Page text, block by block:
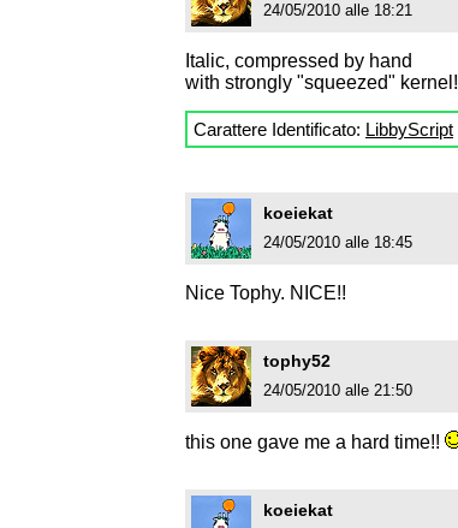
24/05/2010 alle 18:21
Italic, compressed by hand
with strongly "squeezed" kernel!
Carattere Identificato: LibbyScript
koeiekat
24/05/2010 alle 18:45
Nice Tophy. NICE!!
tophy52
24/05/2010 alle 21:50
this one gave me a hard time!!
koeiekat